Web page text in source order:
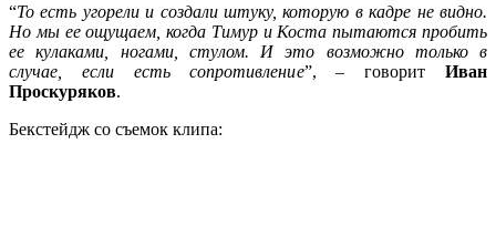
“То есть угорели и создали штуку, которую в кадре не видно.
Но мы ее ощущаем, когда Тимур и Коста пытаются пробить
ее кулаками, ногами, стулом. И это возможно только в
случае, если есть сопротивление”, – говорит Иван
Проскуряков.
Бекстейдж со съемок клипа: